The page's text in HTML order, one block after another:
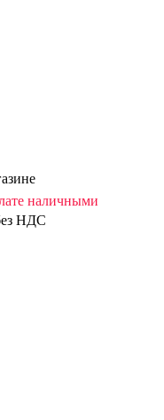
наличными
НДС